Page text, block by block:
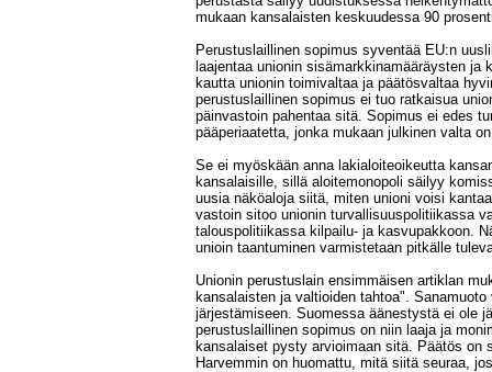
mukaan kansalaisten keskuudessa 90
Perustuslaillinen sopimus syventää EU:n
laajentaa unionin sisämarkkinamääräysten ja
kautta unionin toimivaltaa ja päätösvaltaa
perustuslaillinen sopimus ei tuo ratkaisua
päinvastoin pahentaa sitä. Sopimus ei edes
pääperiaatetta, jonka mukaan julkinen valta
Se ei myöskään anna lakialoiteoikeutta
kansalaisille, sillä aloitemonopoli säilyy
uusia näköaloja siitä, miten unioni voisi
vastoin sitoo unionin turvallisuuspolitiikassa
talouspolitiikassa kilpailu- ja kasvupakkoon.
unioin taantuminen varmistetaan pitkälle
Unionin perustuslain ensimmäisen artiklan
kansalaisten ja valtioiden tahtoa".
järjestämiseen. Suomessa äänestystä ei ole
perustuslaillinen sopimus on niin laaja ja
kansalaiset pysty arvioimaan sitä. Päätös on
Harvemmin on huomattu, mitä siitä seuraa,